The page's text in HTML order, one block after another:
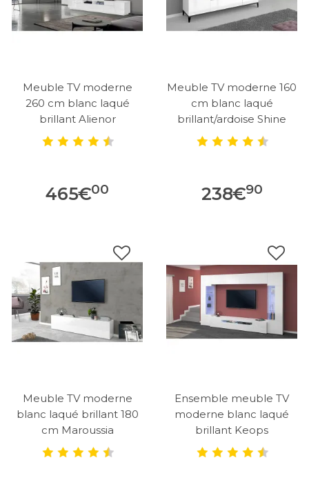
Meuble TV moderne
260 cm blanc laqué
brillant Alienor
465€00
Meuble TV moderne 160
cm blanc laqué
brillant/ardoise Shine
238€90
Meuble TV moderne
blanc laqué brillant 180
cm Maroussia
Ensemble meuble TV
moderne blanc laqué
brillant Keops